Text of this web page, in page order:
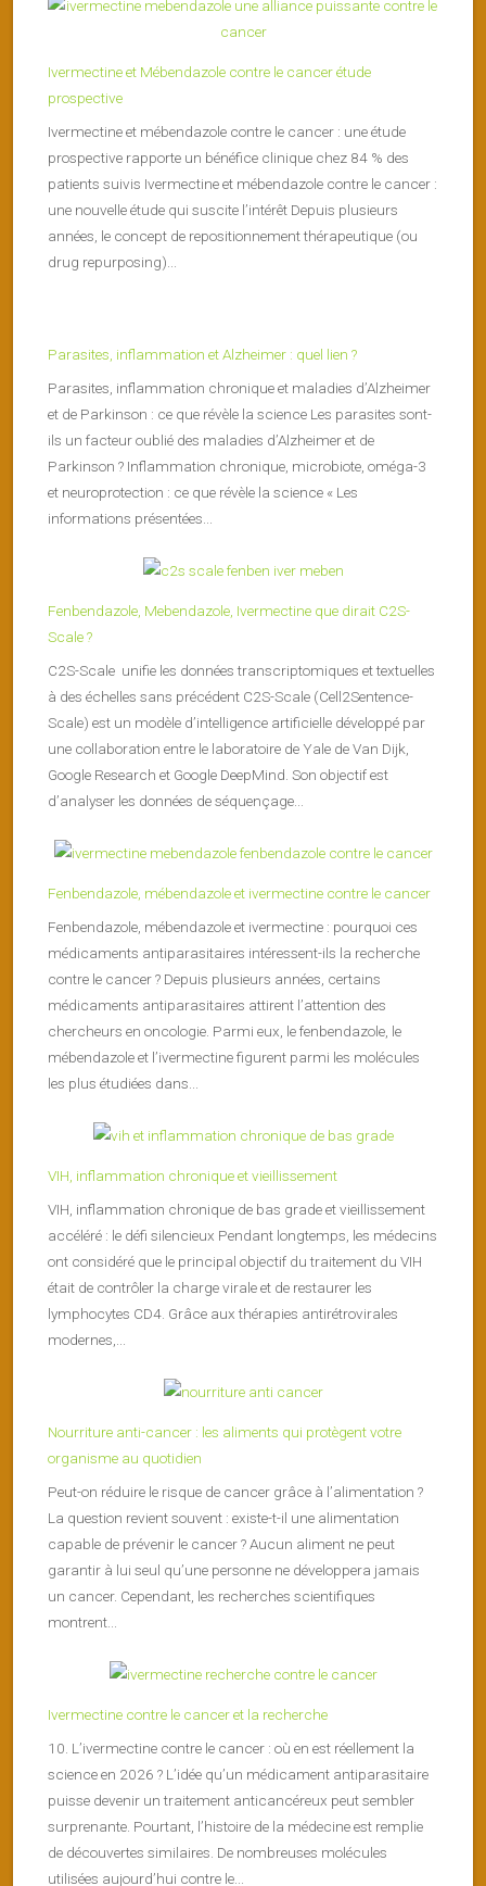
Ivermectine et Mébendazole contre le cancer étude
prospective
Ivermectine et mébendazole contre le cancer : une étude
prospective rapporte un bénéfice clinique chez 84 % des
patients suivis Ivermectine et mébendazole contre le cancer :
une nouvelle étude qui suscite l’intérêt Depuis plusieurs
années, le concept de repositionnement thérapeutique (ou
drug repurposing)...
Parasites, inflammation et Alzheimer : quel lien ?
Parasites, inflammation chronique et maladies d’Alzheimer
et de Parkinson : ce que révèle la science Les parasites sont-
ils un facteur oublié des maladies d’Alzheimer et de
Parkinson ? Inflammation chronique, microbiote, oméga-3
et neuroprotection : ce que révèle la science « Les
informations présentées...
Fenbendazole, Mebendazole, Ivermectine que dirait C2S-
Scale ?
C2S-Scale unifie les données transcriptomiques et textuelles
à des échelles sans précédent C2S-Scale (Cell2Sentence-
Scale) est un modèle d’intelligence artificielle développé par
une collaboration entre le laboratoire de Yale de Van Dijk,
Google Research et Google DeepMind. Son objectif est
d’analyser les données de séquençage...
Fenbendazole, mébendazole et ivermectine contre le cancer
Fenbendazole, mébendazole et ivermectine : pourquoi ces
médicaments antiparasitaires intéressent-ils la recherche
contre le cancer ? Depuis plusieurs années, certains
médicaments antiparasitaires attirent l’attention des
chercheurs en oncologie. Parmi eux, le fenbendazole, le
mébendazole et l’ivermectine figurent parmi les molécules
les plus étudiées dans...
VIH, inflammation chronique et vieillissement
VIH, inflammation chronique de bas grade et vieillissement
accéléré : le défi silencieux Pendant longtemps, les médecins
ont considéré que le principal objectif du traitement du VIH
était de contrôler la charge virale et de restaurer les
lymphocytes CD4. Grâce aux thérapies antirétrovirales
modernes,...
Nourriture anti-cancer : les aliments qui protègent votre
organisme au quotidien
Peut-on réduire le risque de cancer grâce à l’alimentation ?
La question revient souvent : existe-t-il une alimentation
capable de prévenir le cancer ? Aucun aliment ne peut
garantir à lui seul qu’une personne ne développera jamais
un cancer. Cependant, les recherches scientifiques
montrent...
Ivermectine contre le cancer et la recherche
10. L’ivermectine contre le cancer : où en est réellement la
science en 2026 ? L’idée qu’un médicament antiparasitaire
puisse devenir un traitement anticancéreux peut sembler
surprenante. Pourtant, l’histoire de la médecine est remplie
de découvertes similaires. De nombreuses molécules
utilisées aujourd’hui contre le...